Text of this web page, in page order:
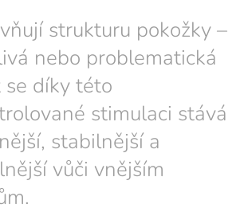
strukturu pokožky –
nebo problematická
se díky této
stimulaci stává
stabilnější a
vůči vnějším